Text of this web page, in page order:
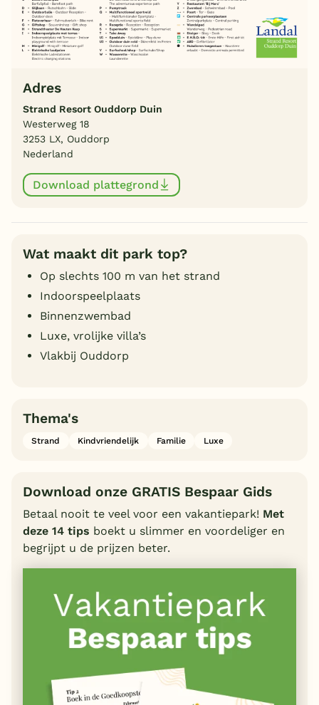
Adres
Strand Resort Ouddorp Duin
Westerweg 18
3253 LX, Ouddorp
Nederland
Download plattegrond
Wat maakt dit park top?
Op slechts 100 m van het strand
Indoorspeelplaats
Binnenzwembad
Luxe, vrolijke villa’s
Vlakbij Ouddorp
Thema's
Strand Kindvriendelijk Familie Luxe
Download onze GRATIS Bespaar Gids
Betaal nooit te veel voor een vakantiepark! Met
deze 14 tips boekt u slimmer en voordeliger en
begrijpt u de prijzen beter.